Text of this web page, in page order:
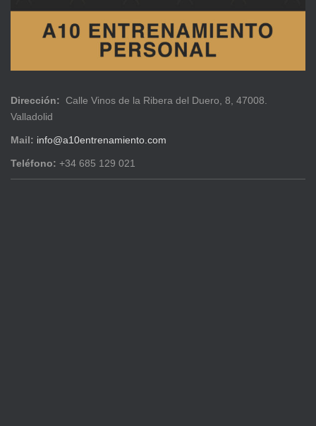
Dirección: Calle Vinos de la Ribera del Duero, 8, 47008.
Valladolid
Mail: info@a10entrenamiento.com
Teléfono: +34 685 129 021